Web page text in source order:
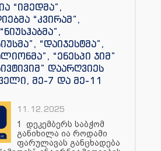
“იმედმა”,
“კვირამ”,
“დაიჯესტმა”,
“ენესპი ჯიმ”
დაარღვიეს
მე-7 და მე-11
11.12.2025
1 დეკემბერს საბჭომ
განიხილა ია როდამი
ფარულავას განცხადება